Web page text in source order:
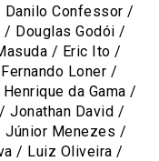
Confessor /
/ Douglas Godói /
/ Eric Ito /
Loner /
da Gama /
Jonathan David /
Menezes /
/ Luiz Oliveira /